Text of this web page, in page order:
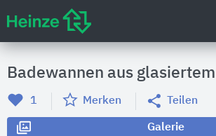
Badewannen aus
1 Merken Teilen
Galerie